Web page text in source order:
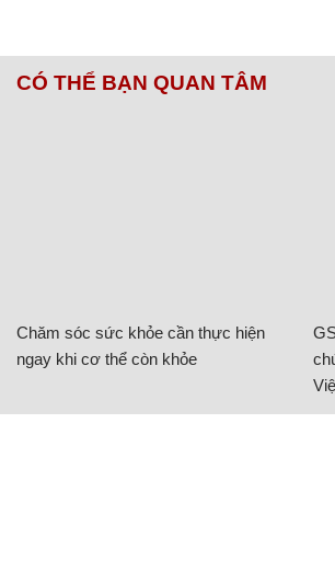
CÓ THỂ BẠN QUAN TÂM
Chăm sóc sức khỏe cần thực hiện
ngay khi cơ thể còn khỏe